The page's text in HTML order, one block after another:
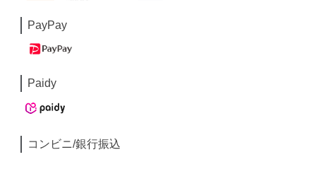
PayPay
Paidy
コンビニ/銀行振込